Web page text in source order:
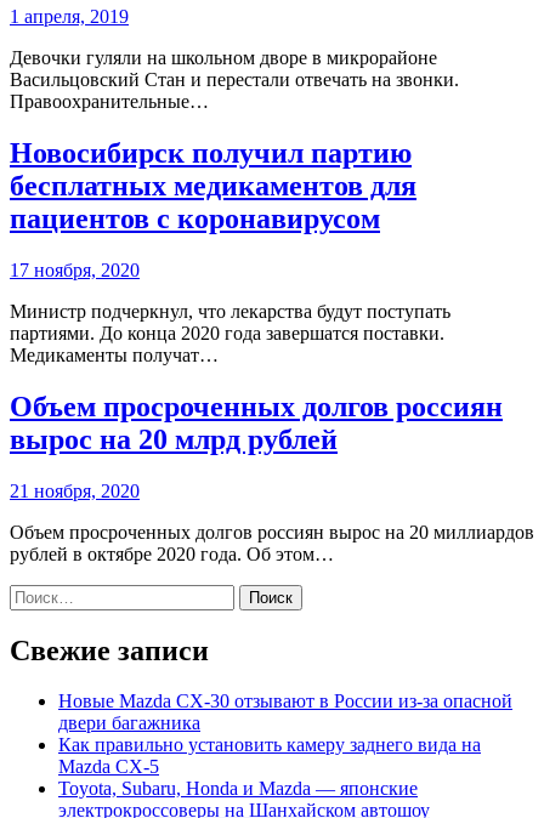
1 апреля, 2019
Девочки гуляли на школьном дворе в микрорайоне
Васильцовский Стан и перестали отвечать на звонки.
Правоохранительные…
Новосибирск получил партию
бесплатных медикаментов для
пациентов с коронавирусом
17 ноября, 2020
Министр подчеркнул, что лекарства будут поступать
партиями. До конца 2020 года завершатся поставки.
Медикаменты получат…
Объем просроченных долгов россиян
вырос на 20 млрд рублей
21 ноября, 2020
Объем просроченных долгов россиян вырос на 20 миллиардов
рублей в октябре 2020 года. Об этом…
Найти:
Свежие записи
Новые Mazda CX-30 отзывают в России из-за опасной
двери багажника
Как правильно установить камеру заднего вида на
Mazda CX-5
Toyota, Subaru, Honda и Mazda — японские
электрокроссоверы на Шанхайском автошоу